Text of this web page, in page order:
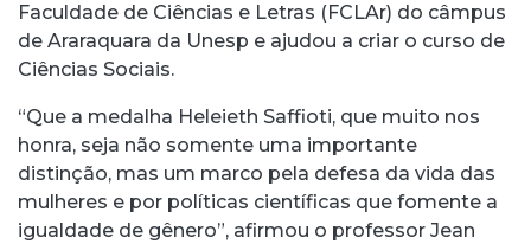
Faculdade de Ciências e Letras (FCLAr) do câmpus
de Araraquara da Unesp e ajudou a criar o curso de
Ciências Sociais.
“Que a medalha Heleieth Saffioti, que muito nos
honra, seja não somente uma importante
distinção, mas um marco pela defesa da vida das
mulheres e por políticas científicas que fomente a
igualdade de gênero”, afirmou o professor Jean